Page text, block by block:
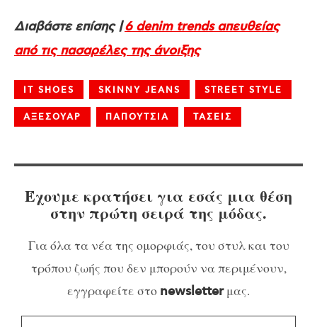
Διαβάστε επίσης |6 denim trends απευθείας
από τις πασαρέλες της άνοιξης
IT SHOES SKINNY JEANS STREET STYLE
ΑΞΕΣΟΥΑΡ ΠΑΠΟΥΤΣΙΑ ΤΑΣΕΙΣ
Έχουμε κρατήσει για εσάς μια θέση
στην πρώτη σειρά της μόδας.
Για όλα τα νέα της ομορφιάς, του στυλ και του
τρόπου ζωής που δεν μπορούν να περιμένουν,
εγγραφείτε στο newsletterμας.